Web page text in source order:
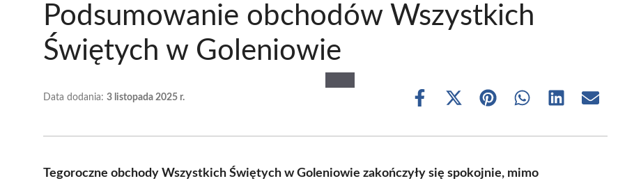
Podsumowanie obchodów Wszystkich
Świętych w Goleniowie
Data dodania: 3 listopada 2025 r.
Share
Share
(Twitter)
Share Share Share Share
Tegoroczne obchody Wszystkich Świętych w Goleniowie zakończyły się spokojnie, mimo